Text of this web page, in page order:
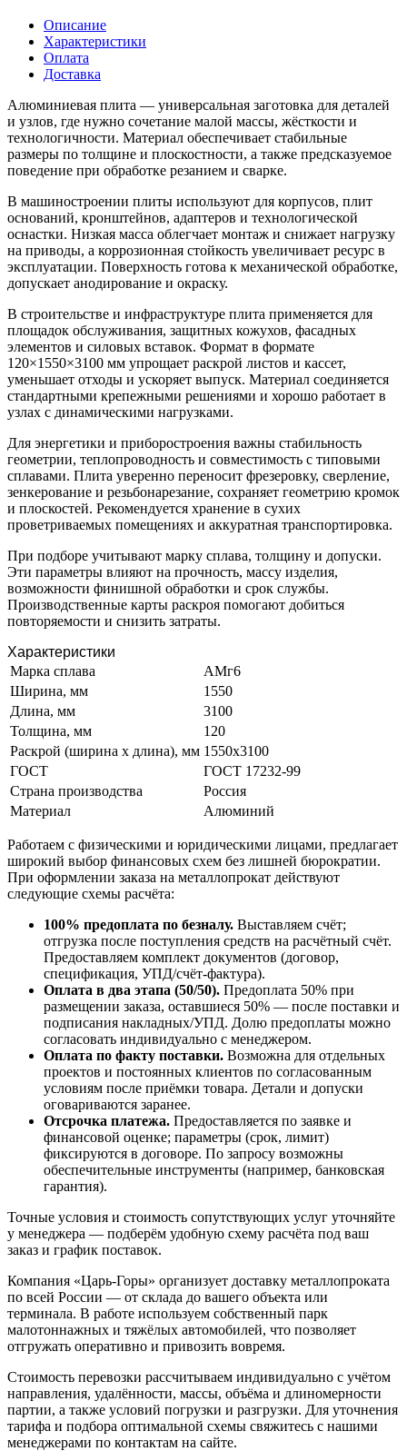
Описание
Характеристики
Оплата
Доставка
Алюминиевая плита — универсальная заготовка для деталей
и узлов, где нужно сочетание малой массы, жёсткости и
технологичности. Материал обеспечивает стабильные
размеры по толщине и плоскостности, а также предсказуемое
поведение при обработке резанием и сварке.
В машиностроении плиты используют для корпусов, плит
оснований, кронштейнов, адаптеров и технологической
оснастки. Низкая масса облегчает монтаж и снижает нагрузку
на приводы, а коррозионная стойкость увеличивает ресурс в
эксплуатации. Поверхность готова к механической обработке,
допускает анодирование и окраску.
В строительстве и инфраструктуре плита применяется для
площадок обслуживания, защитных кожухов, фасадных
элементов и силовых вставок. Формат в формате
120×1550×3100 мм упрощает раскрой листов и кассет,
уменьшает отходы и ускоряет выпуск. Материал соединяется
стандартными крепежными решениями и хорошо работает в
узлах с динамическими нагрузками.
Для энергетики и приборостроения важны стабильность
геометрии, теплопроводность и совместимость с типовыми
сплавами. Плита уверенно переносит фрезеровку, сверление,
зенкерование и резьбонарезание, сохраняет геометрию кромок
и плоскостей. Рекомендуется хранение в сухих
проветриваемых помещениях и аккуратная транспортировка.
При подборе учитывают марку сплава, толщину и допуски.
Эти параметры влияют на прочность, массу изделия,
возможности финишной обработки и срок службы.
Производственные карты раскроя помогают добиться
повторяемости и снизить затраты.
Характеристики
Марка сплава
АМг6
Ширина, мм
1550
Длина, мм
3100
Толщина, мм
120
Раскрой (ширина х длина), мм 1550x3100
ГОСТ
ГОСТ 17232-99
Страна производства
Россия
Материал
Алюминий
Работаем с физическими и юридическими лицами, предлагает
широкий выбор финансовых схем без лишней бюрократии.
При оформлении заказа на металлопрокат действуют
следующие схемы расчёта:
100% предоплата по безналу. Выставляем счёт;
отгрузка после поступления средств на расчётный счёт.
Предоставляем комплект документов (договор,
спецификация, УПД/счёт-фактура).
Оплата в два этапа (50/50). Предоплата 50% при
размещении заказа, оставшиеся 50% — после поставки и
подписания накладных/УПД. Долю предоплаты можно
согласовать индивидуально с менеджером.
Оплата по факту поставки. Возможна для отдельных
проектов и постоянных клиентов по согласованным
условиям после приёмки товара. Детали и допуски
оговариваются заранее.
Отсрочка платежа. Предоставляется по заявке и
финансовой оценке; параметры (срок, лимит)
фиксируются в договоре. По запросу возможны
обеспечительные инструменты (например, банковская
гарантия).
Точные условия и стоимость сопутствующих услуг уточняйте
у менеджера — подберём удобную схему расчёта под ваш
заказ и график поставок.
Компания «Царь-Горы» организует доставку металлопроката
по всей России — от склада до вашего объекта или
терминала. В работе используем собственный парк
малотоннажных и тяжёлых автомобилей, что позволяет
отгружать оперативно и привозить вовремя.
Стоимость перевозки рассчитываем индивидуально с учётом
направления, удалённости, массы, объёма и длиномерности
партии, а также условий погрузки и разгрузки. Для уточнения
тарифа и подбора оптимальной схемы свяжитесь с нашими
менеджерами по контактам на сайте.